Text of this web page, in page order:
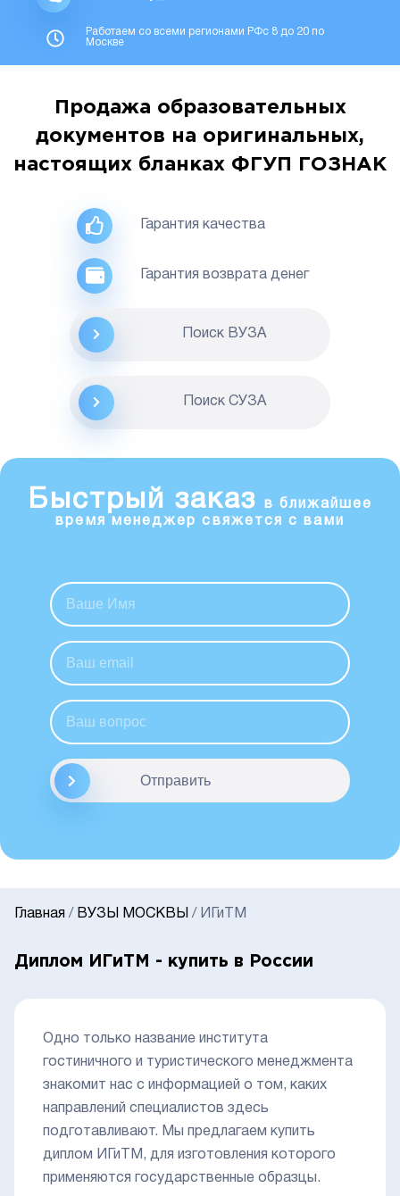
Работаем со всеми регионами РФс 8 до 20 по
Москве
Продажа образовательных
документов на оригинальных,
настоящих бланках ФГУП ГОЗНАК
Гарантия качества
Гарантия возврата денег
Поиск ВУЗА
Поиск CУЗА
Быстрый заказ
в ближайшее
время менеджер свяжется с вами
Отправить
Главная / ВУЗЫ МОСКВЫ / ИГиТМ
Диплом ИГиТМ - купить в России
Одно только название института
гостиничного и туристического менеджмента
знакомит нас с информацией о том, каких
направлений специалистов здесь
подготавливают. Мы предлагаем купить
диплом ИГиТМ, для изготовления которого
применяются государственные образцы.